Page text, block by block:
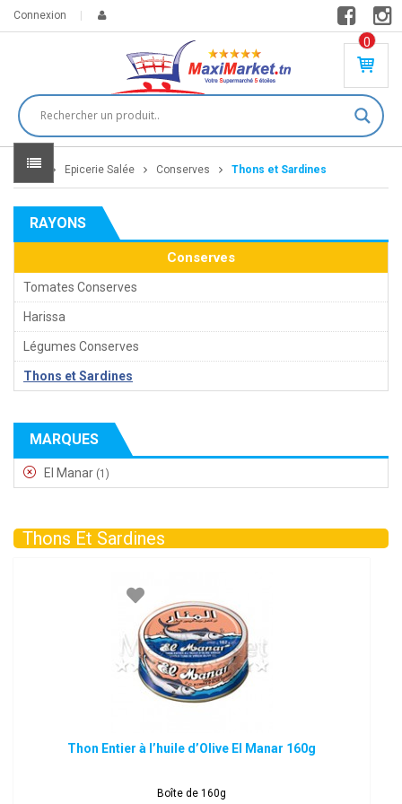
Connexion
0
PR
DU
IT(
S)
DT
Home Epicerie Salée Conserves Thons et Sardines
RAYONS
Conserves
Tomates Conserves
Harissa
Légumes Conserves
Thons et Sardines
MARQUES
El Manar (1)
Thons Et Sardines
Thon Entier à l’huile d’Olive El Manar 160g
Boîte de 160g